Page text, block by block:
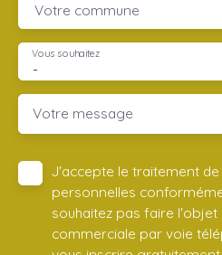
Votre commune
-
Vous souhaitez
Votre message
J'accepte le traitement
personnelles
souhaitez pas faire
commerciale par voie